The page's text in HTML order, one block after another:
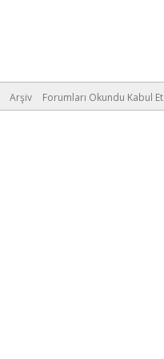
Arşiv Forumları Okundu Kabul Et